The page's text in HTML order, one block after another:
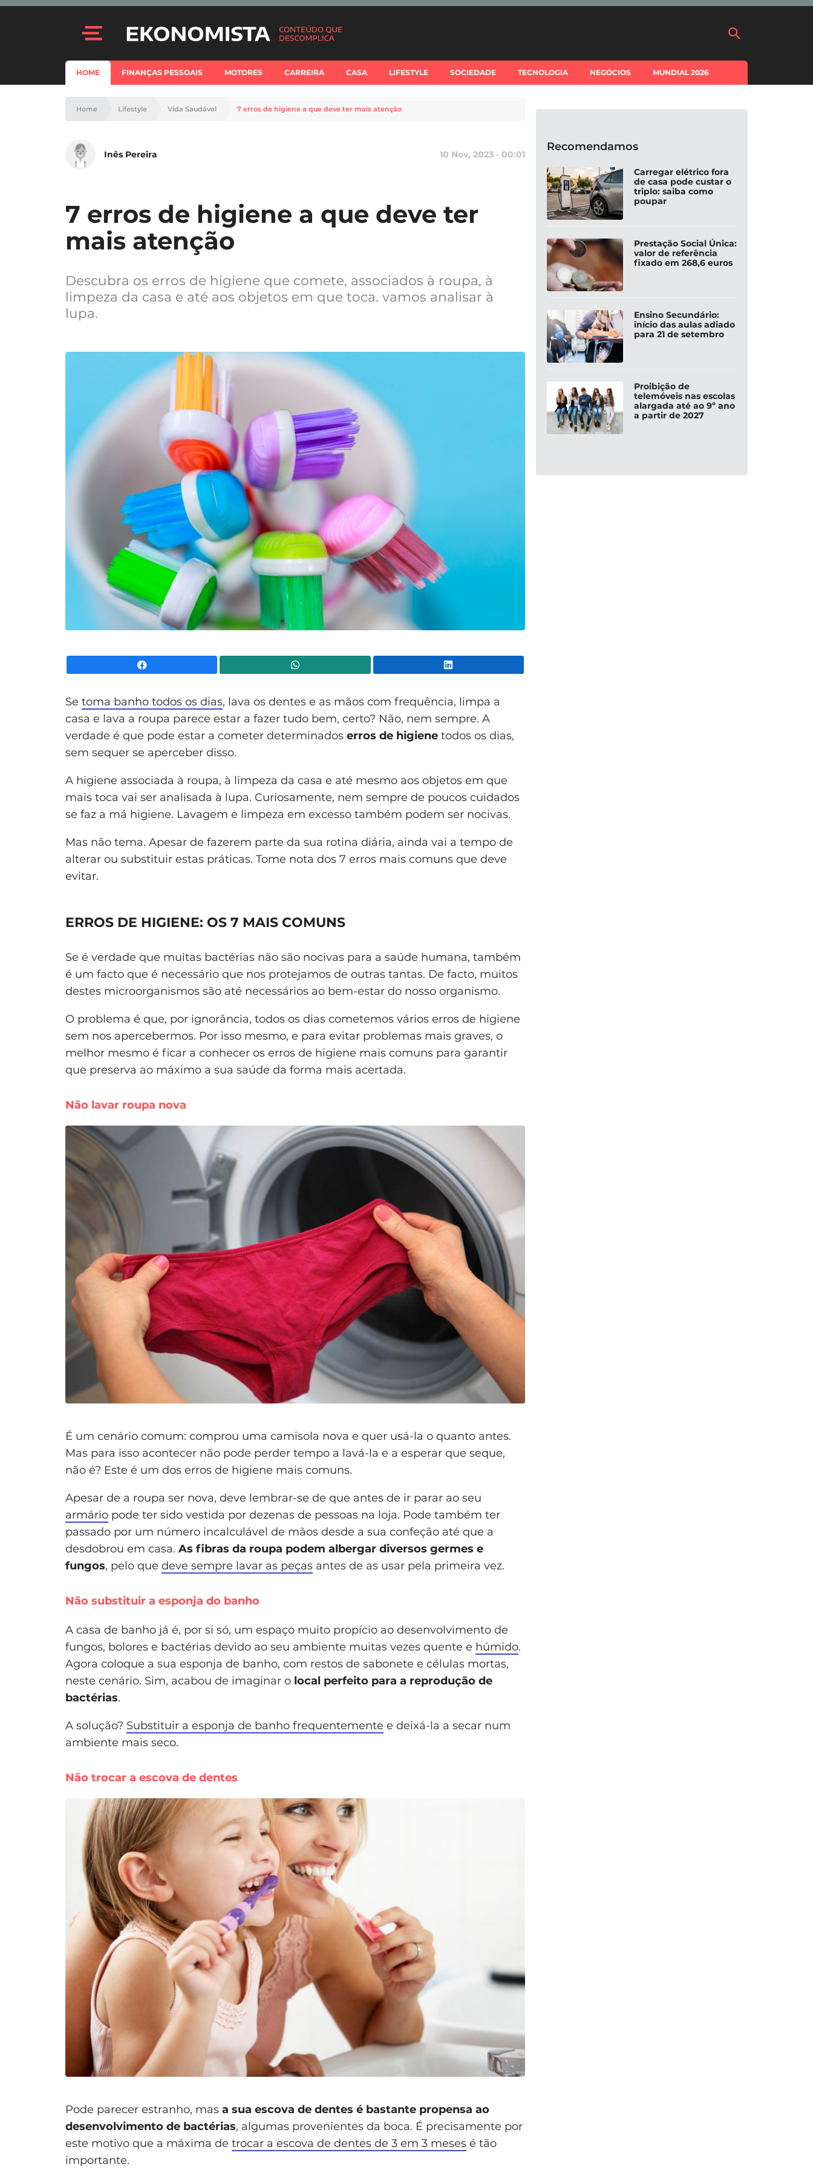
HOME FINANÇAS PESSOAIS MOTORES CARREIRA CASA LIFESTYLE SOCIEDADE TECNOLOGIA NEGÓCIOS MUNDIAL 2026
Home Lifestyle Vida Saudável 7 erros de higiene a que deve ter mais atenção
Inês Pereira 10 Nov, 2023 - 00:01
7 erros de higiene a que deve ter
mais atenção
Descubra os erros de higiene que comete, associados à roupa, à
limpeza da casa e até aos objetos em que toca. vamos analisar à
lupa.
Se toma banho todos os dias, lava os dentes e as mãos com frequência, limpa a
casa e lava a roupa parece estar a fazer tudo bem, certo? Não, nem sempre. A
verdade é que pode estar a cometer determinados erros de higiene todos os dias,
sem sequer se aperceber disso.
A higiene associada à roupa, à limpeza da casa e até mesmo aos objetos em que
mais toca vai ser analisada à lupa. Curiosamente, nem sempre de poucos cuidados
se faz a má higiene. Lavagem e limpeza em excesso também podem ser nocivas.
Mas não tema. Apesar de fazerem parte da sua rotina diária, ainda vai a tempo de
alterar ou substituir estas práticas. Tome nota dos 7 erros mais comuns que deve
evitar.
ERROS DE HIGIENE: OS 7 MAIS COMUNS
Se é verdade que muitas bactérias não são nocivas para a saúde humana, também
é um facto que é necessário que nos protejamos de outras tantas. De facto, muitos
destes microorganismos são até necessários ao bem-estar do nosso organismo.
O problema é que, por ignorância, todos os dias cometemos vários erros de higiene
sem nos apercebermos. Por isso mesmo, e para evitar problemas mais graves, o
melhor mesmo é ficar a conhecer os erros de higiene mais comuns para garantir
que preserva ao máximo a sua saúde da forma mais acertada.
Não lavar roupa nova
É um cenário comum: comprou uma camisola nova e quer usá-la o quanto antes.
Mas para isso acontecer não pode perder tempo a lavá-la e a esperar que seque,
não é? Este é um dos erros de higiene mais comuns.
Apesar de a roupa ser nova, deve lembrar-se de que antes de ir parar ao seu
armário pode ter sido vestida por dezenas de pessoas na loja. Pode também ter
passado por um número incalculável de mãos desde a sua confeção até que a
desdobrou em casa. As fibras da roupa podem albergar diversos germes e
fungos, pelo que deve sempre lavar as peças antes de as usar pela primeira vez.
Não substituir a esponja do banho
A casa de banho já é, por si só, um espaço muito propício ao desenvolvimento de
fungos, bolores e bactérias devido ao seu ambiente muitas vezes quente e húmido.
Agora coloque a sua esponja de banho, com restos de sabonete e células mortas,
neste cenário. Sim, acabou de imaginar o local perfeito para a reprodução de
bactérias.
A solução? Substituir a esponja de banho frequentemente e deixá-la a secar num
ambiente mais seco.
Não trocar a escova de dentes
Pode parecer estranho, mas a sua escova de dentes é bastante propensa ao
desenvolvimento de bactérias, algumas provenientes da boca. É precisamente por
este motivo que a máxima de trocar a escova de dentes de 3 em 3 meses é tão
importante.
Recomendamos
Carregar elétrico fora
de casa pode custar o
triplo: saiba como
poupar
Prestação Social Única:
valor de referência
fixado em 268,6 euros
Ensino Secundário:
início das aulas adiado
para 21 de setembro
Proibição de
telemóveis nas escolas
alargada até ao 9º ano
a partir de 2027